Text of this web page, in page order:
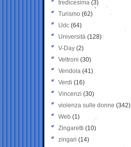
tredicesima (3)
Turismo (62)
Udc (64)
Università (128)
V-Day (2)
Veltroni (30)
Vendola (41)
Verdi (16)
Vincenzi (30)
violenza sulle donne (342)
Web (1)
Zingaretti (10)
zingari (14)